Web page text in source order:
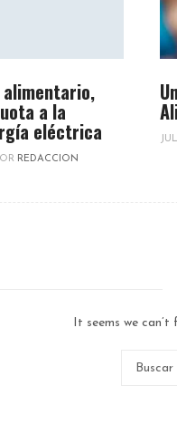
a la
eléctrica
REDACCION
It seems we can’t